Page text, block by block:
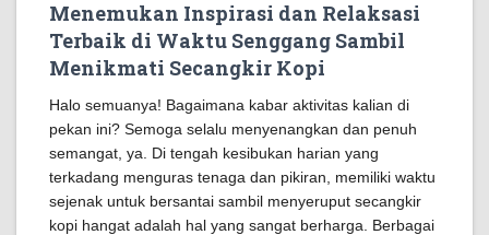
Menemukan Inspirasi dan Relaksasi
Terbaik di Waktu Senggang Sambil
Menikmati Secangkir Kopi
Halo semuanya! Bagaimana kabar aktivitas kalian di
pekan ini? Semoga selalu menyenangkan dan penuh
semangat, ya. Di tengah kesibukan harian yang
terkadang menguras tenaga dan pikiran, memiliki waktu
sejenak untuk bersantai sambil menyeruput secangkir
kopi hangat adalah hal yang sangat berharga. Berbagai